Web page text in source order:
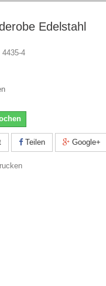
Edelstahl
4435-4
Teilen Google+